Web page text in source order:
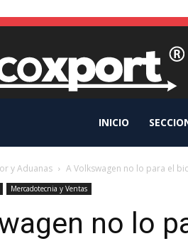
INICIO
y Aduanas A Volkswagen no lo para el
Mercadotecnia y Ventas
no lo